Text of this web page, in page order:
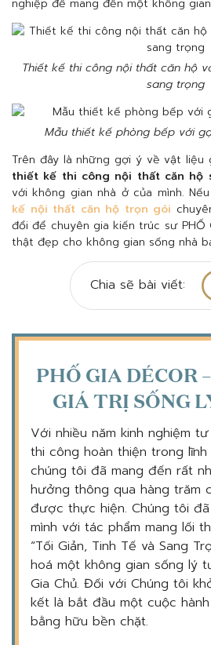
nghiệp để mang đến một không
Thiết kế thi công nội thất căn hộ
sang trọng
Mẫu thiết kế phòng bếp với
Trên đây là những gợi ý về vật liệu
thiết kế thi công nội thất căn hộ
với không gian nhà ở của mình.
kế nội thất căn hộ trọn gói
đổi để chuyên gia kiến trúc sư PHỐ
thật đẹp cho không gian sống nhà
Chia sẽ bài viết:
PHỐ GIA DÉCOR
GIÁ TRỊ SỐNG
Với nhiều năm kinh nghiệm
thi công hoàn thiện trong
chúng tôi đã mang đến rất
hưởng thông qua hàng trăm
được thực hiện. Chúng tôi
mình với tác phẩm mang lối
“Tối Giản, Tinh Tế và Sang
hoá một không gian sống lý
Gia Chủ. Đối với Chúng tôi
kết là bắt đầu một cuộc
bằng hữu bền chặt.